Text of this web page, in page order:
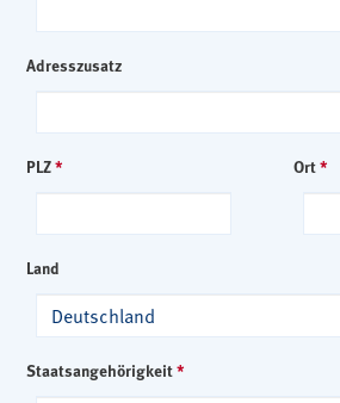
Adresszusatz
PLZ* Ort*
Land
Deutschland
Staatsangehörigkeit*